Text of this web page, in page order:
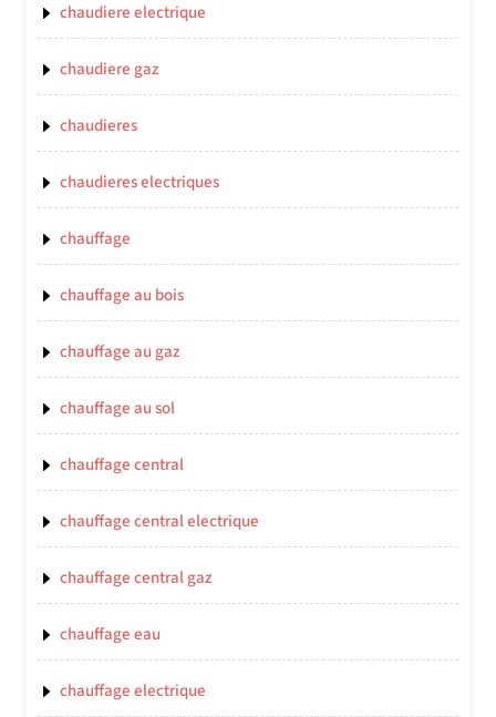
chaudiere electrique
chaudiere gaz
chaudieres
chaudieres electriques
chauffage
chauffage au bois
chauffage au gaz
chauffage au sol
chauffage central
chauffage central electrique
chauffage central gaz
chauffage eau
chauffage electrique